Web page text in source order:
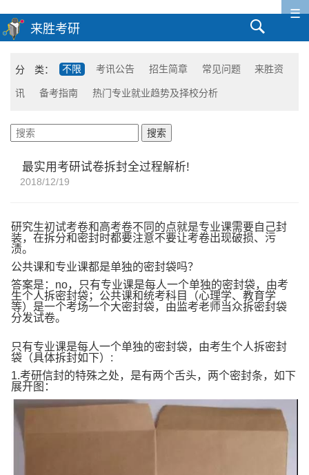
☰
分 类： 不限 考讯公告 招生简章 常见问题 来胜资
讯 备考指南 热门专业就业趋势及择校分析
最实用考研试卷拆封全过程解析!
2018/12/19
研究生初试考卷和高考卷不同的点就是专业课需要自己封
装，在拆分和密封时都要注意不要让考卷出现破损、污
渍。
公共课和专业课都是单独的密封袋吗？
答案是：no，只有专业课是每人一个单独的密封袋，由考
生个人拆密封袋；公共课和统考科目（心理学、教育学
等）是一个考场一个大密封袋，由监考老师当众拆密封袋
分发试卷。
只有专业课是每人一个单独的密封袋，由考生个人拆密封
袋（具体拆封如下）:
1.考研信封的特殊之处，是有两个舌头，两个密封条，如下
展开图：